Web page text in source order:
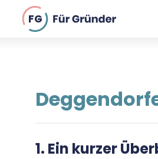
FG
1. Ein kurzer